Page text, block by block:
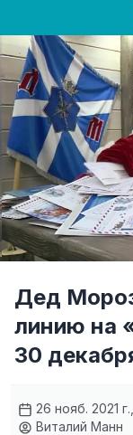
Дед
линию на
30
26 нояб. 2021
Виталий Манн